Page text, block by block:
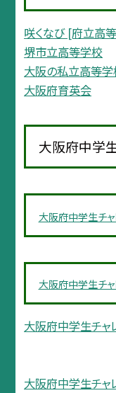
咲くなび [府立高
堺市立高等学校
大阪の私立高等
大阪府育英会
大阪府中学
大阪府中学生チ
大阪府中学生チ
大阪府中学生チャ
大阪府中学生チャ